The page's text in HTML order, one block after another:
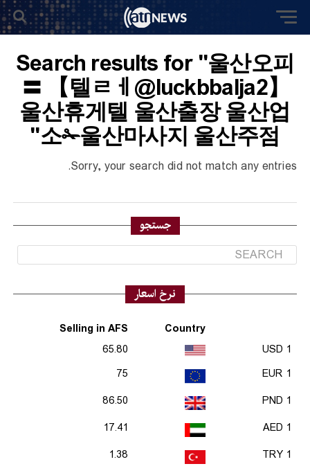
Search results for "울산오피
〓 【텔ㄹㅔ@luckbbalja2】
울산휴게텔 울산출장 울산업
소✁울산마사지 울산주점"
Sorry, your search did not match any entries.
جستجو
نرخ اسعار
Country
Selling in AFS
1 USD
65.80
1 EUR
75
1 PND
86.50
1 AED
17.41
1 TRY
1.38